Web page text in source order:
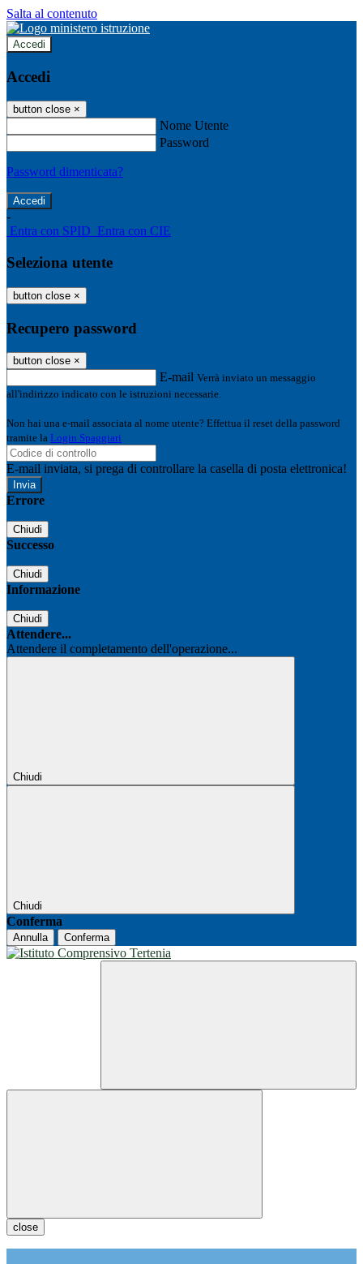
Salta al contenuto
Accedi
Accedi
button close ×
Nome Utente
Password
Password dimenticata?
-
Entra con SPID Entra con CIE
Seleziona utente
button close ×
Recupero password
button close ×
E-mail Verrà inviato un messaggio
all'indirizzo indicato con le istruzioni necessarie.
Non hai una e-mail associata al nome utente? Effettua il reset della password
tramite la Login Spaggiari
E-mail inviata, si prega di controllare la casella di posta elettronica!
Errore
Chiudi
Successo
Chiudi
Informazione
Chiudi
Attendere...
Attendere il completamento dell'operazione...
Chiudi
Chiudi
Conferma
Annulla Conferma
close